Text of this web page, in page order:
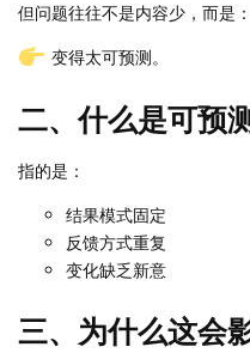
但问题往往不是内容少，而是：
变得太可预测。
二、什么是可预
指的是：
结果模式固定
反馈方式重复
变化缺乏新意
三、为什么这会